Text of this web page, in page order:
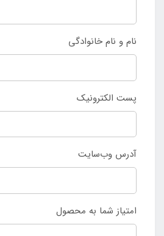
نام و نام خانوادگی
پست الکترونیک
آدرس وب‌سایت
امتیاز شما به محصول